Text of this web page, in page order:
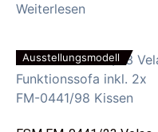
Weiterlesen
Ausstellungsmodell